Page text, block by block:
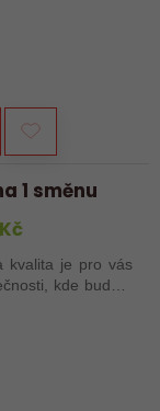
1 směnu
kvalita je pro vás
výroby a